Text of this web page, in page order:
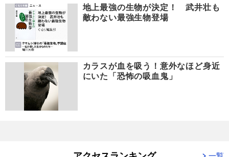
地上最強の生物が決定！ 武井壮も
敵わない最強生物登場
カラスが血を吸う！意外なほど身近
にいた「恐怖の吸血鬼」